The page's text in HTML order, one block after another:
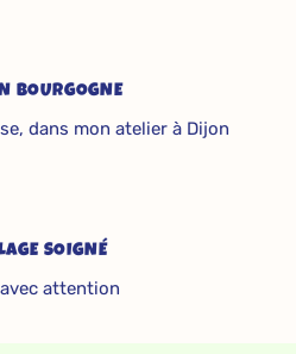
BOURGOGNE
dans mon atelier à Dijon
SOIGNÉ
attention